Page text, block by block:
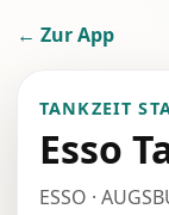
← Zur App
TANKZEIT
Esso
ESSO ·